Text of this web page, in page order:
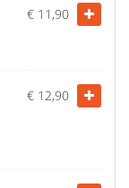
€ 11,90
€ 12,90